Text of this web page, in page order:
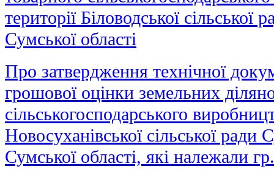
території Біловодської
Сумської області
Про затвердження технічної
грошової оцінки земельних
сільськогосподарського
Новосуханівської сільської ради
Сумської області, які належали